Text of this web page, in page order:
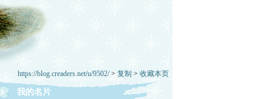
https://blog.creaders.net/u/9502/> 复制 > 收藏本页
我的名片